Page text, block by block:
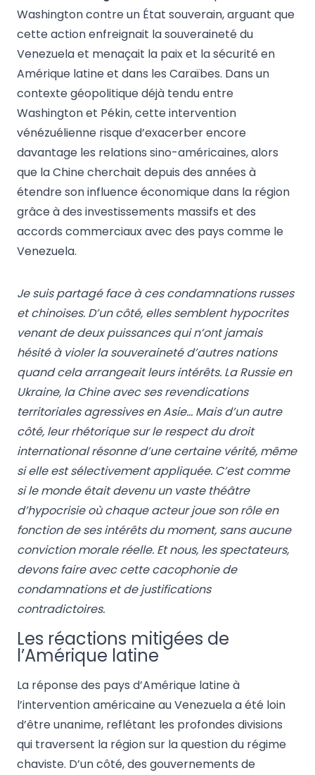
Washington contre un État souverain, arguant que
cette action enfreignait la souveraineté du
Venezuela et menaçait la paix et la sécurité en
Amérique latine et dans les Caraïbes. Dans un
contexte géopolitique déjà tendu entre
Washington et Pékin, cette intervention
vénézuélienne risque d’exacerber encore
davantage les relations sino-américaines, alors
que la Chine cherchait depuis des années à
étendre son influence économique dans la région
grâce à des investissements massifs et des
accords commerciaux avec des pays comme le
Venezuela.
Je suis partagé face à ces condamnations russes
et chinoises. D’un côté, elles semblent hypocrites
venant de deux puissances qui n’ont jamais
hésité à violer la souveraineté d’autres nations
quand cela arrangeait leurs intérêts. La Russie en
Ukraine, la Chine avec ses revendications
territoriales agressives en Asie… Mais d’un autre
côté, leur rhétorique sur le respect du droit
international résonne d’une certaine vérité, même
si elle est sélectivement appliquée. C’est comme
si le monde était devenu un vaste théâtre
d’hypocrisie où chaque acteur joue son rôle en
fonction de ses intérêts du moment, sans aucune
conviction morale réelle. Et nous, les spectateurs,
devons faire avec cette cacophonie de
condamnations et de justifications
contradictoires.
Les réactions mitigées de
l’Amérique latine
La réponse des pays d’Amérique latine à
l’intervention américaine au Venezuela a été loin
d’être unanime, reflétant les profondes divisions
qui traversent la région sur la question du régime
chaviste. D’un côté, des gouvernements de